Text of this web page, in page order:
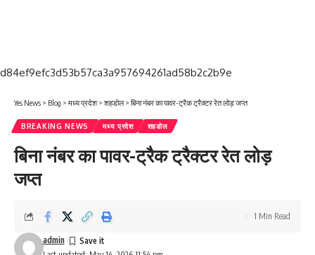
d84ef9efc3d53b57ca3a957694261ad58b2c2b9e
Yes News > Blog > मध्य प्रदेश> शहडोल> बिना नंबर का पावर-ट्रैक ट्रैक्टर रेत लोड़ जप्त
BREAKING NEWS मध्य प्रदेश शहडोल
बिना नंबर का पावर-ट्रैक ट्रैक्टर रेत लोड़
जप्त
admin
1 Min Read